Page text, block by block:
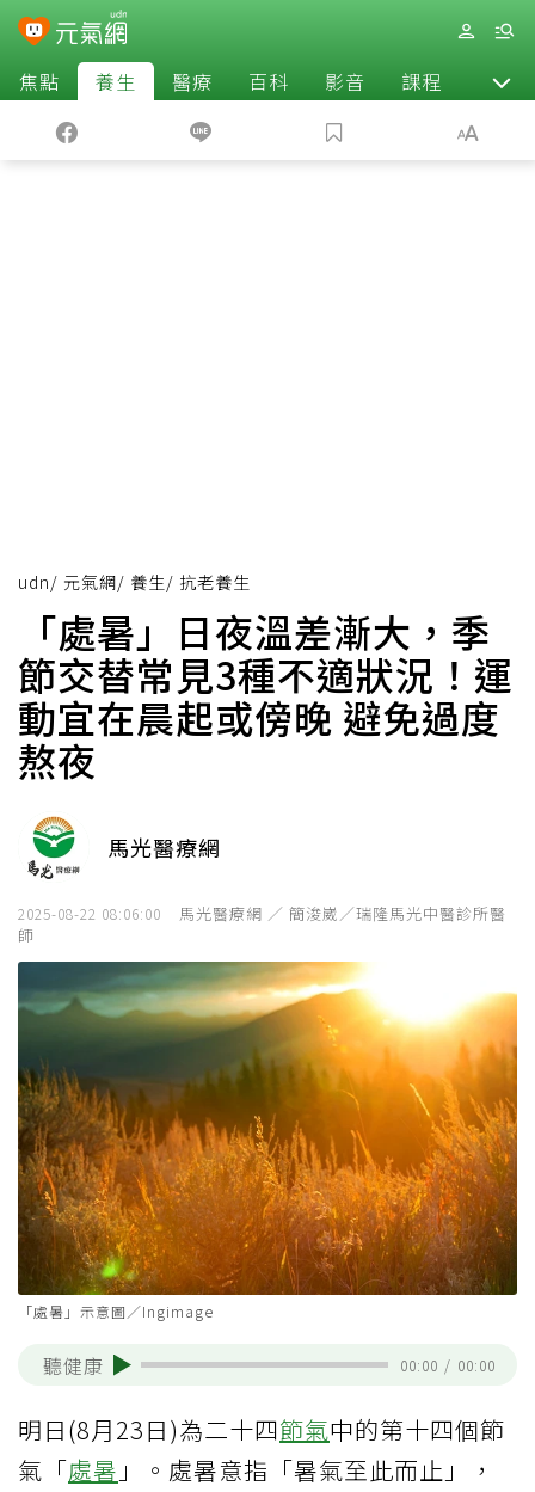
焦點 養生 醫療 百科 影音 課程 退休
udn/ 元氣網/ 養生/ 抗老養生
「處暑」日夜溫差漸大，季
節交替常見3種不適狀況！運
動宜在晨起或傍晚 避免過度
熬夜
馬光醫療網
2025-08-22 08:06:00
馬光醫療網 ／ 簡浚崴／瑞隆馬光中醫診所醫
師
「處暑」示意圖／Ingimage
聽健康 00:00 / 00:00
明日(8月23日)為二十四節氣中的第十四個節
氣「處暑 」。處暑意指「暑氣至此而止」，